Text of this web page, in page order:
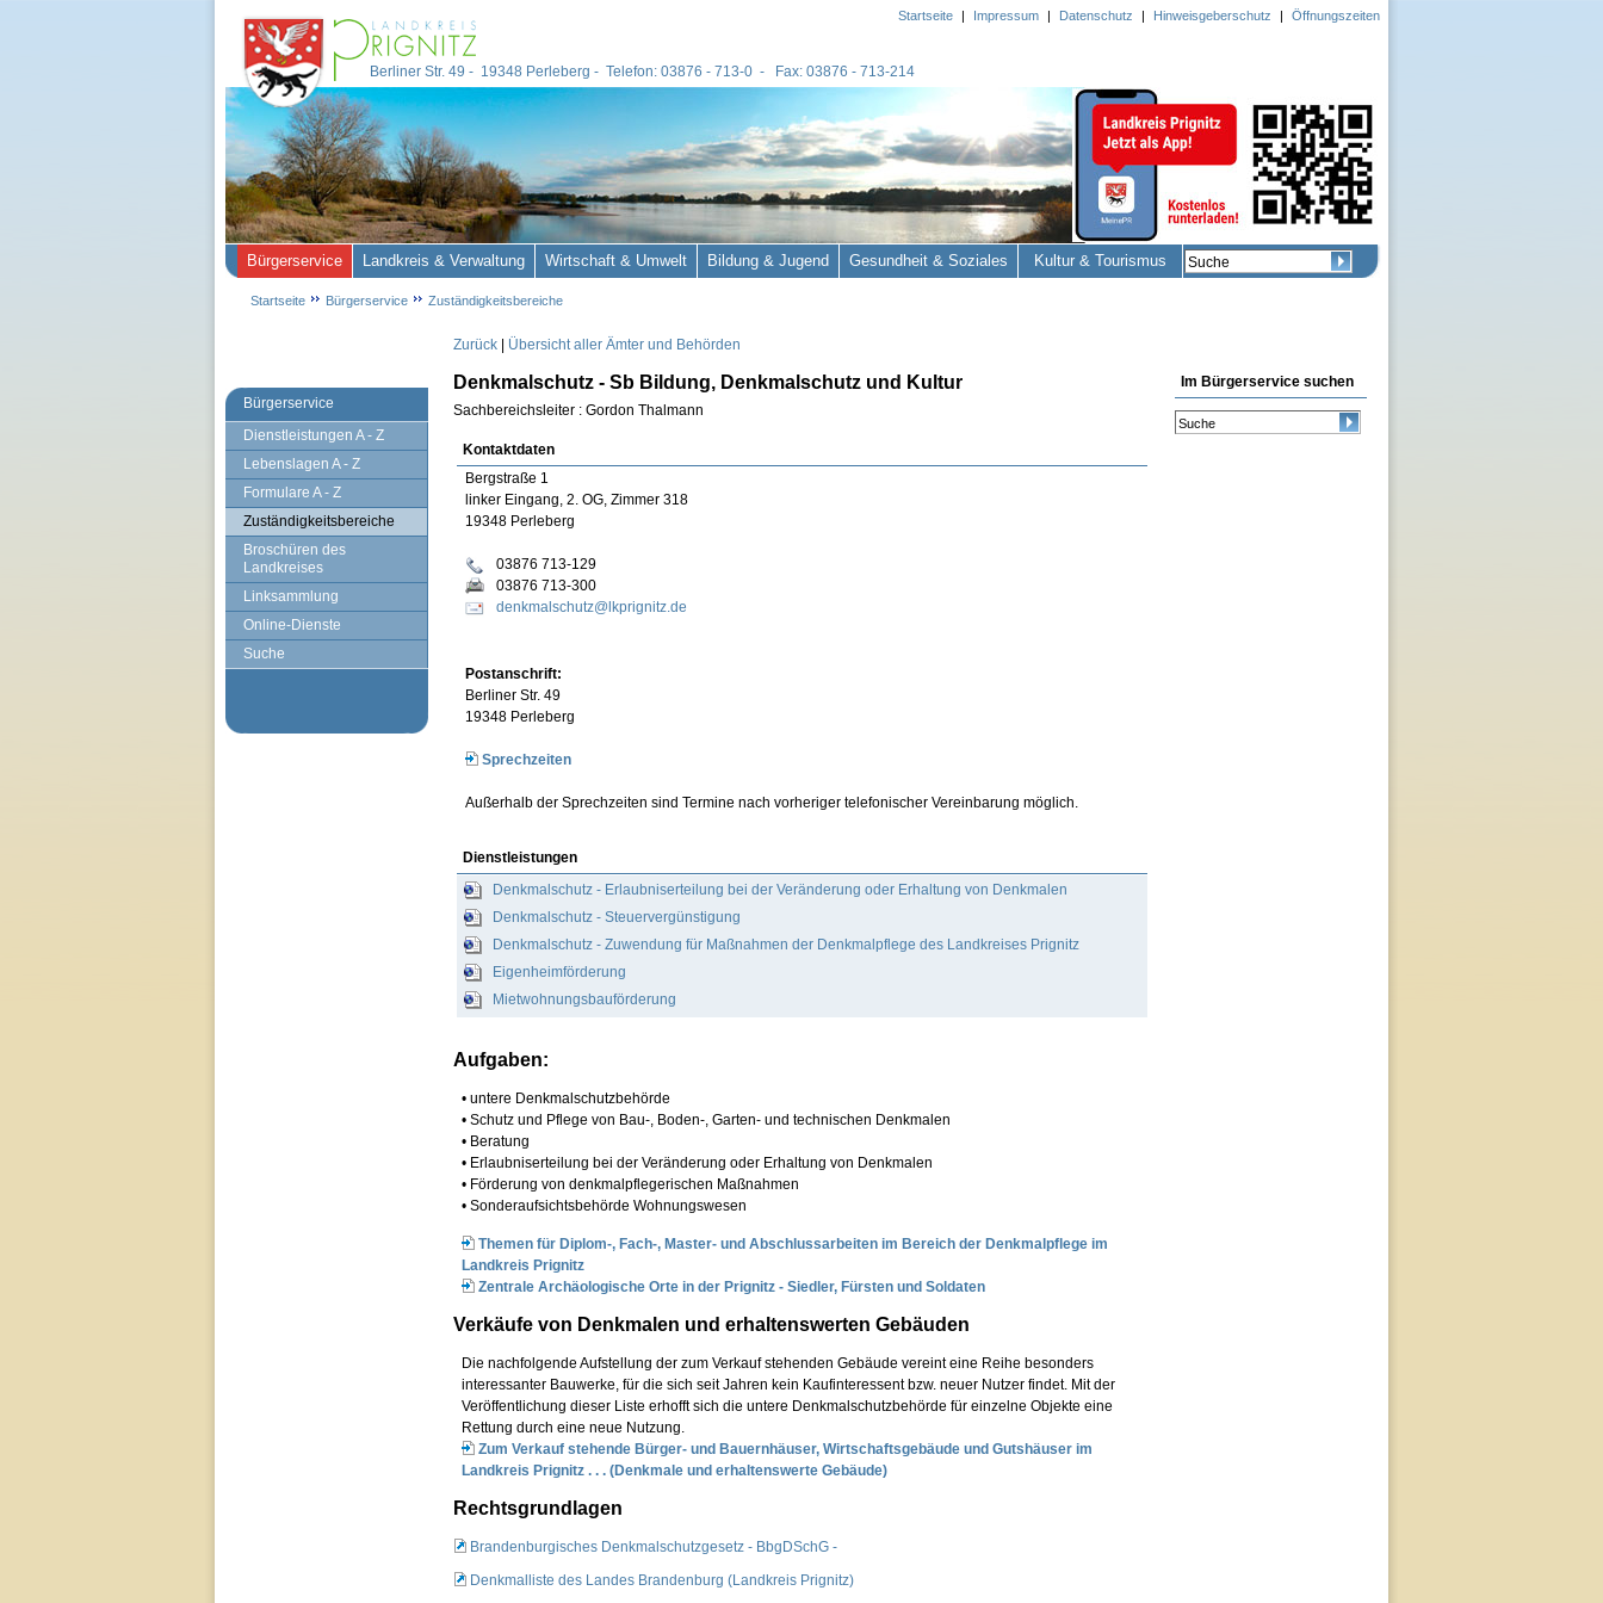
Bürgerservice
Dienstleistungen A - Z
Lebenslagen A - Z
Formulare A - Z
Zuständigkeitsbereiche
Broschüren des
Landkreises
Linksammlung
Online-Dienste
Suche
Zurück Übersicht aller Ämter und Behörden
Denkmalschutz - Sb Bildung, Denkmalschutz und Kultur
Sachbereichsleiter : Gordon Thalmann
Kontaktdaten
Bergstraße 1
linker Eingang, 2. OG, Zimmer 318
19348 Perleberg
03876 713-129
03876 713-300
denkmalschutz@lkprignitz.de
Postanschrift:
Berliner Str. 49
19348 Perleberg
Sprechzeiten
Außerhalb der Sprechzeiten sind Termine nach vorheriger telefonischer Vereinbarung möglich.
Dienstleistungen
Denkmalschutz - Erlaubniserteilung bei der Veränderung oder Erhaltung von Denkmalen
Denkmalschutz - Steuervergünstigung
Denkmalschutz - Zuwendung für Maßnahmen der Denkmalpflege des Landkreises Prignitz
Eigenheimförderung
Mietwohnungsbauförderung
Aufgaben:
• untere Denkmalschutzbehörde
• Schutz und Pflege von Bau-, Boden-, Garten- und technischen Denkmalen
• Beratung
• Erlaubniserteilung bei der Veränderung oder Erhaltung von Denkmalen
• Förderung von denkmalpflegerischen Maßnahmen
• Sonderaufsichtsbehörde Wohnungswesen
Themen für Diplom-, Fach-, Master- und Abschlussarbeiten im Bereich der Denkmalpflege im
Landkreis Prignitz
Zentrale Archäologische Orte in der Prignitz - Siedler, Fürsten und Soldaten
Verkäufe von Denkmalen und erhaltenswerten Gebäuden
Die nachfolgende Aufstellung der zum Verkauf stehenden Gebäude vereint eine Reihe besonders
interessanter Bauwerke, für die sich seit Jahren kein Kaufinteressent bzw. neuer Nutzer findet. Mit der
Veröffentlichung dieser Liste erhofft sich die untere Denkmalschutzbehörde für einzelne Objekte eine
Rettung durch eine neue Nutzung.
Zum Verkauf stehende Bürger- und Bauernhäuser, Wirtschaftsgebäude und Gutshäuser im
Landkreis Prignitz . . . (Denkmale und erhaltenswerte Gebäude)
Rechtsgrundlagen
Brandenburgisches Denkmalschutzgesetz - BbgDSchG -
Denkmalliste des Landes Brandenburg (Landkreis Prignitz)
Im Bürgerservice suchen
Berliner Str. 49 - 19348 Perleberg - Telefon: 03876 - 713-0 - Fax: 03876 - 713-214
Startseite | Impressum | Datenschutz | Hinweisgeberschutz | Öffnungszeiten
Bürgerservice Landkreis & Verwaltung Wirtschaft & Umwelt Bildung & Jugend Gesundheit & Soziales Kultur & Tourismus
Startseite Bürgerservice Zuständigkeitsbereiche